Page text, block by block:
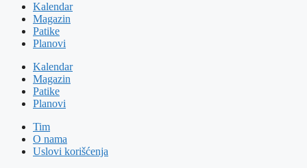
Kalendar
Magazin
Patike
Planovi
Kalendar
Magazin
Patike
Planovi
Tim
O nama
Uslovi korišćenja